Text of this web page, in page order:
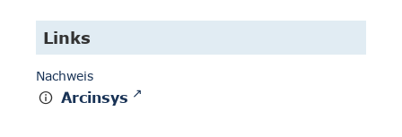
Links
Nachweis
Arcinsys